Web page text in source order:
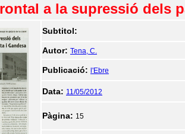
a la supressió dels
Subtitol:
Autor: Tena, C.
Publicació: l'Ebre
Data: 11/05/2012
Pàgina: 15